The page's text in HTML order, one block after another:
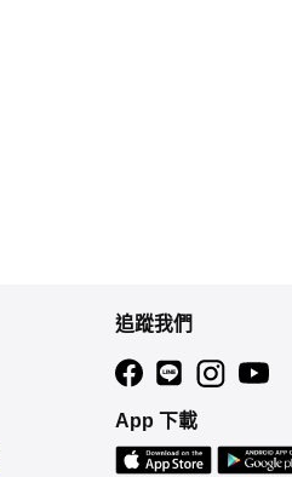
追蹤我們
App 下載